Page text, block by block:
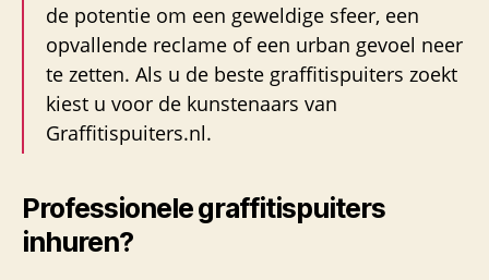
de potentie om een geweldige sfeer, een
opvallende reclame of een urban gevoel neer
te zetten. Als u de beste graffitispuiters zoekt
kiest u voor de kunstenaars van
Graffitispuiters.nl.
Professionele graffitispuiters
inhuren?